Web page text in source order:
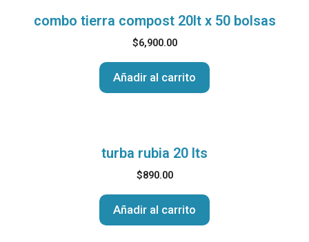
combo tierra compost 20lt x 50 bolsas
$6,900.00
Añadir al carrito
turba rubia 20 lts
$890.00
Añadir al carrito